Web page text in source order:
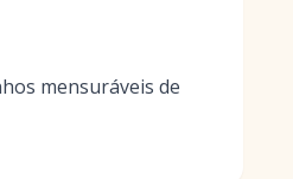
mensuráveis de